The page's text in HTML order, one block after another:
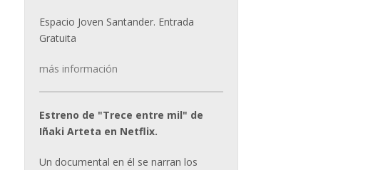
Espacio Joven Santander. Entrada
Gratuita
más información
Estreno de "Trece entre mil" de
Iñaki Arteta en Netflix.
Un documental en él se narran los